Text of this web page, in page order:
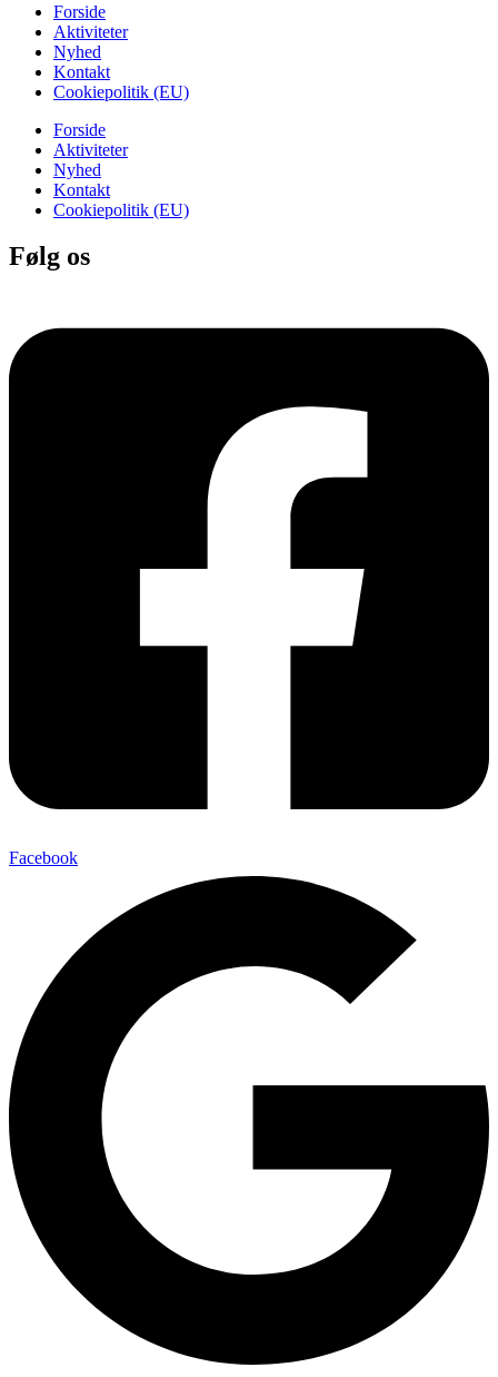
Forside
Aktiviteter
Nyhed
Kontakt
Cookiepolitik (EU)
Forside
Aktiviteter
Nyhed
Kontakt
Cookiepolitik (EU)
Følg os
Facebook